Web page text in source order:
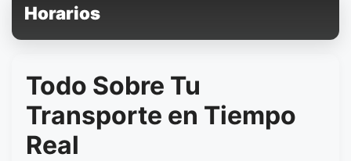
Horarios
Todo Sobre Tu
Transporte en Tiempo
Real